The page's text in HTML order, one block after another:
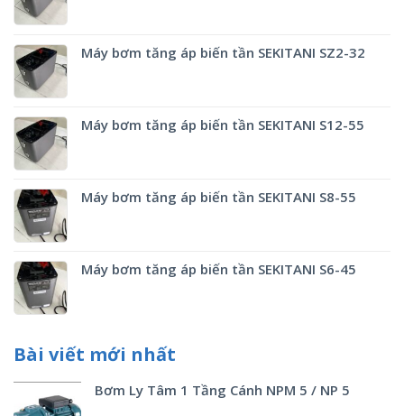
Máy bơm tăng áp biến tần SEKITANI SZ2-32
Máy bơm tăng áp biến tần SEKITANI S12-55
Máy bơm tăng áp biến tần SEKITANI S8-55
Máy bơm tăng áp biến tần SEKITANI S6-45
Bài viết mới nhất
Bơm Ly Tâm 1 Tầng Cánh NPM 5 / NP 5